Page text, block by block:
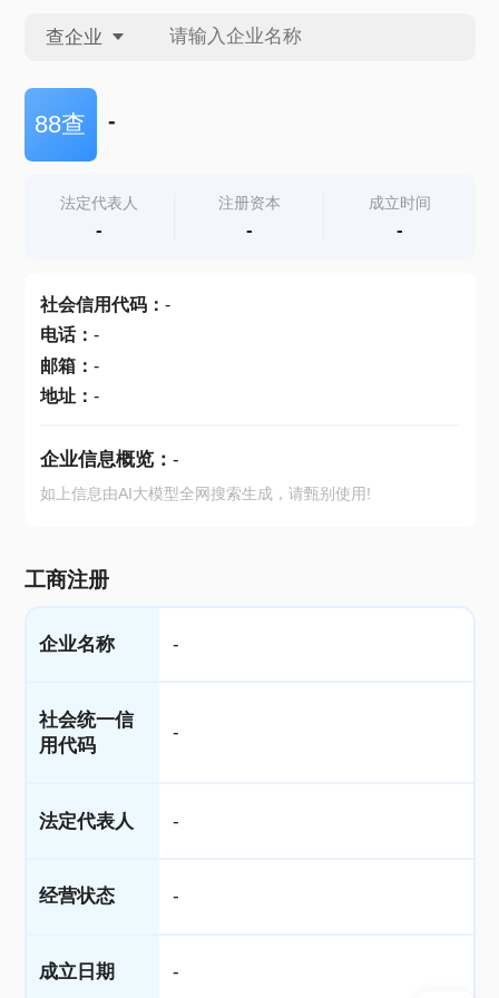
查企业
查企业
查产地
88查 -
法定代表人
-
注册资本
-
成立时间
-
社会信用代码： -
电话： -
邮箱： -
地址： -
企业信息概览： -
如上信息由AI大模型全网搜索生成，请甄别使用!
工商注册
企业名称 -
社会统一信
用代码
-
法定代表人 -
经营状态 -
成立日期 -